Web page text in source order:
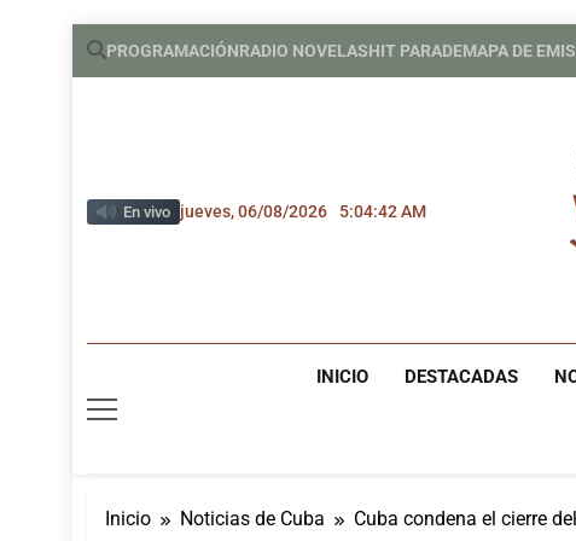
Saltar
PROGRAMACIÓNRADIO NOVELASHIT PARADEMAPA DE
En vivo jueves, 06/08/2026 5:04:43 AM
INICIO DESTACADAS
Inicio Noticias de Cuba Cuba condena el cierre